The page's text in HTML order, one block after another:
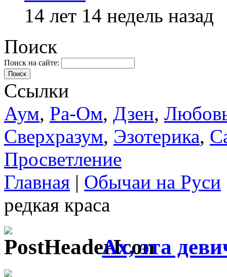
14 лет 14 недель назад
Поиск
Поиск на сайте:
Поиск
Ссылки
Аум, Ра-Ом, Дзен,
Сверхразум, Эзотерика,
Просветление
Главная | Обычаи на Руси
редкая краса
Ах, эта